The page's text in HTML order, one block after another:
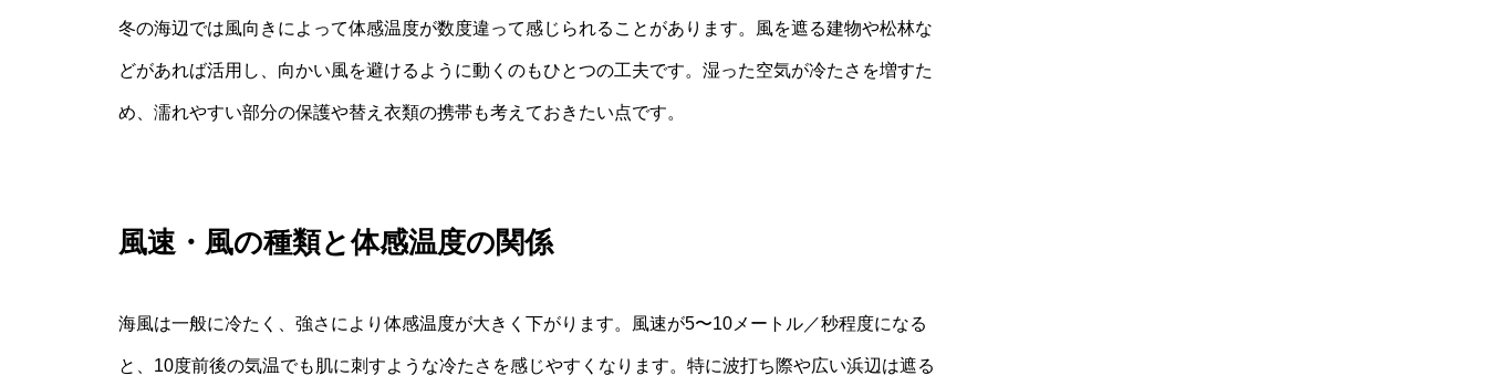
冬の海辺では風向きによって体感温度が数度違って感じられることがあります。風を遮る建物や松林な
どがあれば活用し、向かい風を避けるように動くのもひとつの工夫です。湿った空気が冷たさを増すた
め、濡れやすい部分の保護や替え衣類の携帯も考えておきたい点です。
風速・風の種類と体感温度の関係
海風は一般に冷たく、強さにより体感温度が大きく下がります。風速が5〜10メートル／秒程度になる
と、10度前後の気温でも肌に刺すような冷たさを感じやすくなります。特に波打ち際や広い浜辺は遮る